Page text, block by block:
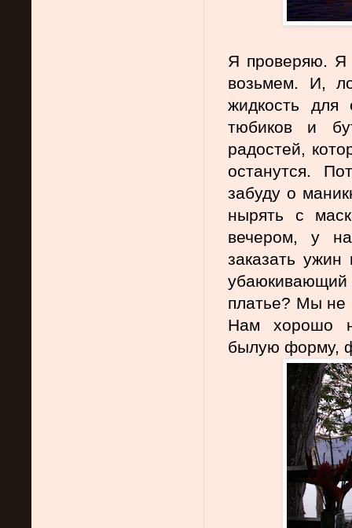
Я проверяю.
возьмем. И,
жидкость для
тюбиков и
радостей,
останутся.
забуду о
нырять с
вечером, у
заказать
платье? Мы не
Нам хорошо
былую форму,